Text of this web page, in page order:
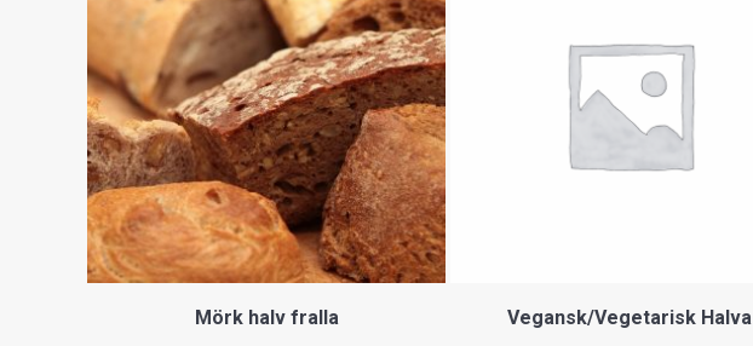
Mörk halv fralla Vegansk/Vegetarisk Halva